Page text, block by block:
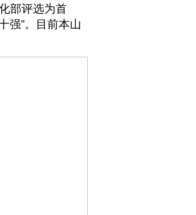
部评选为首
强”。目前本山